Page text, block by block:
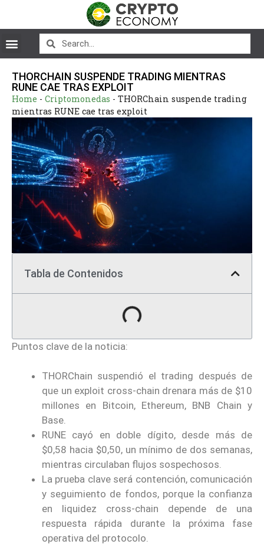
THORCHAIN SUSPENDE TRADING MIENTRAS
RUNE CAE TRAS EXPLOIT
Home - Criptomonedas - THORChain suspende trading
mientras RUNE cae tras exploit
Tabla de Contenidos
Puntos clave de la noticia:
THORChain suspendió el trading después de
que un exploit cross-chain drenara más de $10
millones en Bitcoin, Ethereum, BNB Chain y
Base.
RUNE cayó en doble dígito, desde más de
$0,58 hacia $0,50, un mínimo de dos semanas,
mientras circulaban flujos sospechosos.
La prueba clave será contención, comunicación
y seguimiento de fondos, porque la confianza
en liquidez cross-chain depende de una
respuesta rápida durante la próxima fase
operativa del protocolo.